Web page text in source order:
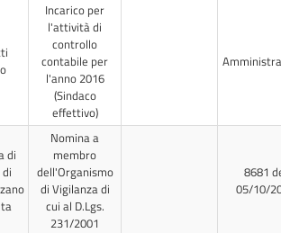
Incarico per
l'attività di
controllo
contabile per
l'anno 2016
(Sindaco
effettivo)
di
Nomina a
membro
dell'Organismo
di Vigilanza di
cui al D.Lgs.
231/2001
8681
05/10/